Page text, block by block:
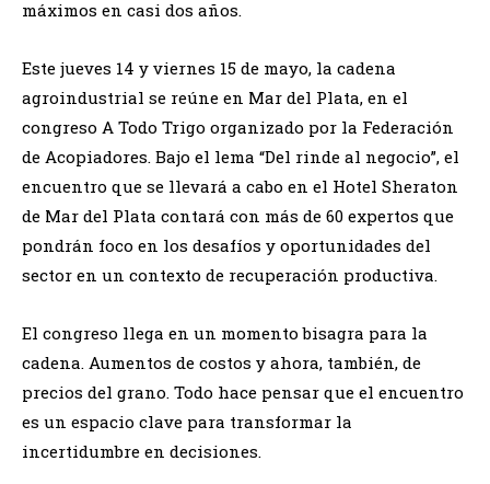
máximos en casi dos años.
Este jueves 14 y viernes 15 de mayo, la cadena
agroindustrial se reúne en Mar del Plata, en el
congreso A Todo Trigo organizado por la Federación
de Acopiadores. Bajo el lema “Del rinde al negocio”, el
encuentro que se llevará a cabo en el Hotel Sheraton
de Mar del Plata contará con más de 60 expertos que
pondrán foco en los desafíos y oportunidades del
sector en un contexto de recuperación productiva.
El congreso llega en un momento bisagra para la
cadena. Aumentos de costos y ahora, también, de
precios del grano. Todo hace pensar que el encuentro
es un espacio clave para transformar la
incertidumbre en decisiones.